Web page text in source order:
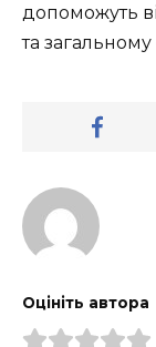
допоможуть
та загальному
Оцініть автора